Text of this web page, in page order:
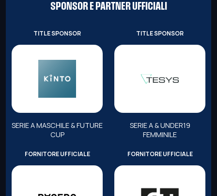
SPONSOR E PARTNER UFFICIALI
TITLE SPONSOR
SERIE A MASCHILE & FUTURE
CUP
TITLE SPONSOR
SERIE A & UNDER19
FEMMINILE
FORNITORE UFFICIALE FORNITORE UFFICIALE